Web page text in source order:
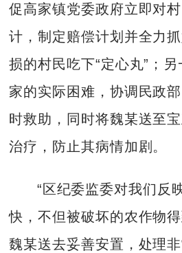
促高家镇党委政府立即对
计，制定赔偿计划并全力
损的村民吃下“定心丸”；
家的实际困难，协调民政
时救助，同时将魏某送至
治疗，防止其病情加剧。
“区纪委监委对我们反
快，不但被破坏的农作物
魏某送去妥善安置，处理